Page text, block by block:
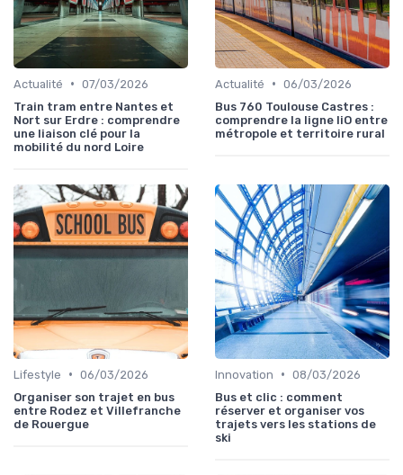
Actualité • 07/03/2026
Train tram entre Nantes et
Nort sur Erdre : comprendre
une liaison clé pour la
mobilité du nord Loire
Actualité • 06/03/2026
Bus 760 Toulouse Castres :
comprendre la ligne liO entre
métropole et territoire rural
Lifestyle • 06/03/2026
Organiser son trajet en bus
entre Rodez et Villefranche
de Rouergue
Innovation • 08/03/2026
Bus et clic : comment
réserver et organiser vos
trajets vers les stations de
ski